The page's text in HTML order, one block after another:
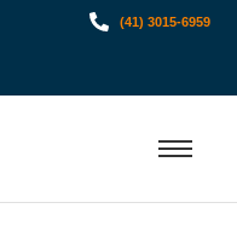
(41) 3015-6959